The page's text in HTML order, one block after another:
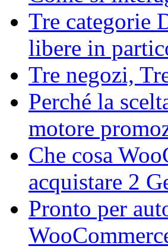
Tre categorie
libere in
Tre negozi,
Perché la
motore
Che cosa
acquistare 2
Pronto per